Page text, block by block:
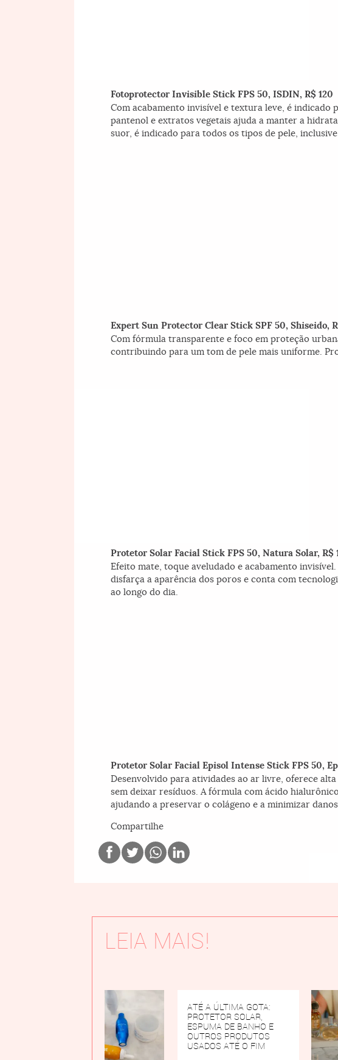
Fotoprotector Invisible Stick FPS 50, ISDIN, R$ 120
Com acabamento invisível e textura leve, é indicado
pantenol e extratos vegetais ajuda a manter a
suor, é indicado para todos os tipos de pele, inclusive
Expert Sun Protector Clear Stick SPF 50, Shiseido,
Com fórmula transparente e foco em proteção
contribuindo para um tom de pele mais uniforme.
Protetor Solar Facial Stick FPS 50, Natura Solar, R$
Efeito mate, toque aveludado e acabamento
disfarça a aparência dos poros e conta com
ao longo do dia.
Protetor Solar Facial Episol Intense Stick FPS 50,
Desenvolvido para atividades ao ar livre, oferece
sem deixar resíduos. A fórmula com ácido
ajudando a preservar o colágeno e a minimizar
Compartilhe
LEIA MAIS!
ATÉ A ÚLTIMA GOTA:
PROTETOR SOLAR,
ESPUMA DE BANHO E
OUTROS PRODUTOS
USADOS ATÉ O FIM